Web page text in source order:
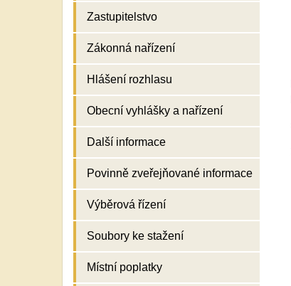
Zastupitelstvo
Zákonná nařízení
Hlášení rozhlasu
Obecní vyhlášky a nařízení
Další informace
Povinně zveřejňované informace
Výběrová řízení
Soubory ke stažení
Místní poplatky